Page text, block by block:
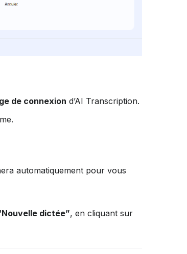
de connexion d’AI Transcription.
automatiquement pour vous
dictée”, en cliquant sur